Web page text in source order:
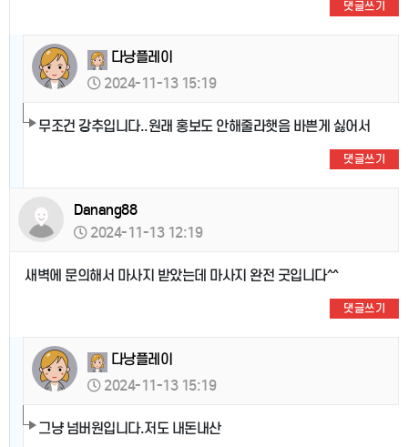
댓글쓰기
다낭플레이
2024-11-13 15:19
무조건 강추입니다..원래 홍보도 안해줄라햇음 바쁜게 싫어서
댓글쓰기
Danang88
2024-11-13 12:19
새벽에 문의해서 마사지 받았는데 마사지 완전 굿입니다^^
댓글쓰기
다낭플레이
2024-11-13 15:19
그냥 넘버원입니다.저도 내돈내산